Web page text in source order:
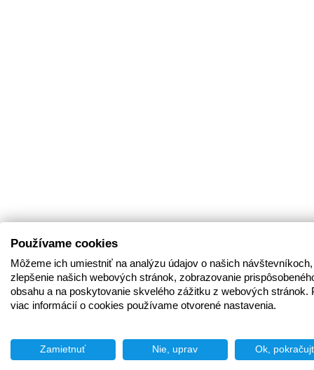
Používame cookies
Môžeme ich umiestniť na analýzu údajov o našich
zlepšenie našich webových stránok, zobrazovanie
obsahu a na poskytovanie skvelého zážitku z webových stránok.
viac informácií o cookies používame otvorené nastavenia.
Zamietnuť Nie, uprav Ok,